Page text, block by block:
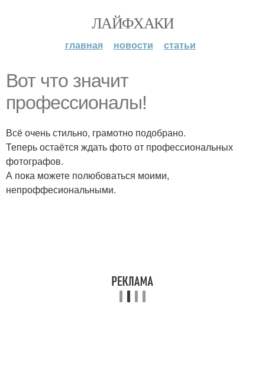
ЛАЙФХАКИ
главная новости статьи
Вот что значит
профессионалы!
Всё очень стильно, грамотно подобрано.
Теперь остаётся ждать фото от профессиональных
фотографов.
А пока можете полюбоваться моими,
непроффесиональными.